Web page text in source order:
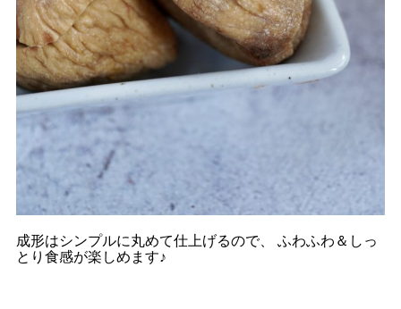
成形はシンプルに丸めて仕上げるので、 ふわふわ＆しっ
とり食感が楽しめます♪